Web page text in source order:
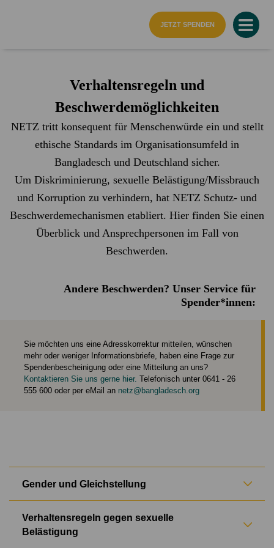
JETZT SPENDEN
Verhaltensregeln und
Beschwerdemöglichkeiten
NETZ tritt konsequent für Menschenwürde ein und stellt
ethische Standards im Organisationsumfeld in
Bangladesch und Deutschland sicher.
Um Diskriminierung, sexuelle Belästigung/Missbrauch
und Korruption zu verhindern, hat NETZ Schutz- und
Beschwerdemechanismen etabliert. Hier finden Sie einen
Überblick und Ansprechpersonen im Fall von
Beschwerden.
Andere Beschwerden? Unser Service für
Spender*innen:
Sie möchten uns eine Adresskorrektur mitteilen, wünschen
mehr oder weniger Informationsbriefe, haben eine Frage zur
Spendenbescheinigung oder eine Mitteilung an uns?
Kontaktieren Sie uns gerne hier. Telefonisch unter 0641 - 26
555 600 oder per eMail an netz@bangladesch.org
Gender und Gleichstellung
NETZ seinen Weg zu Geschlechtergleichstellung kontinuierlich
weitergeht. Sie beinhaltet wichtige Grundsätze und
Verhaltensregeln gegen sexuelle
Belästigung